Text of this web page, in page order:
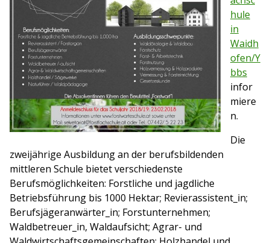
hule
in
Waidh
ofen/Y
bbs
infor
miere
n.
Die
zweijährige Ausbildung an der berufsbildenden
mittleren Schule bietet verschiedenste
Berufsmöglichkeiten: Forstliche und jagdliche
Betriebsführung bis 1000 Hektar; Revierassistent_in;
Berufsjägeranwärter_in; Forstunternehmen;
Waldbetreuer_in, Waldaufsicht; Agrar- und